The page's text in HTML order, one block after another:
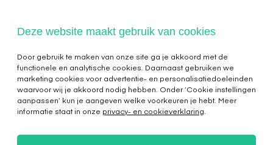
Deze website maakt gebruik van cookies
Door gebruik te maken van onze site ga je akkoord met de
functionele en analytische cookies. Daarnaast gebruiken we
marketing cookies voor advertentie- en personalisatiedoeleinden
waarvoor wij je akkoord nodig hebben. Onder ‘Cookie instellingen
aanpassen’ kun je aangeven welke voorkeuren je hebt. Meer
informatie staat in onze privacy- en cookieverklaring